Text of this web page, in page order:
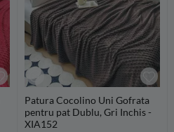
Patura Cocolino Uni Gofrata
pentru pat Dublu, Gri Inchis -
XIA152